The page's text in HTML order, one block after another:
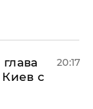
с
20:17